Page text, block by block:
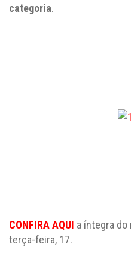
categoria.
CONFIRA AQUI a íntegra
terça-feira, 17.